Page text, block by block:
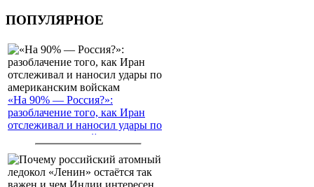
ПОПУЛЯРНОЕ
«На 90% — Россия?»:
разоблачение того, как Иран
отслеживал и наносил удары по
американским войскам